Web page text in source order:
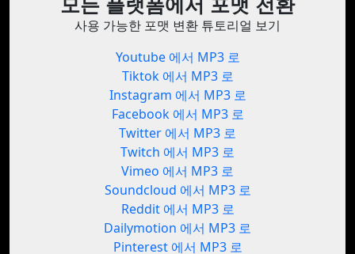
사용 가능한 포맷 변환 튜토리얼 보기
Youtube 에서 MP3 로
Tiktok 에서 MP3 로
Instagram 에서 MP3 로
Facebook 에서 MP3 로
Twitter 에서 MP3 로
Twitch 에서 MP3 로
Vimeo 에서 MP3 로
Soundcloud 에서 MP3 로
Reddit 에서 MP3 로
Dailymotion 에서 MP3 로
Pinterest 에서 MP3 로